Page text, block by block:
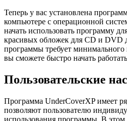
Теперь у вас установлена
компьютере с операционной
начать использовать программу
красивых обложек для CD и DVD
программы требует
вы сможете быстро начать
Пользовательские
Программа UnderCoverXP имеет
позволяют пользователю
использования программы. В